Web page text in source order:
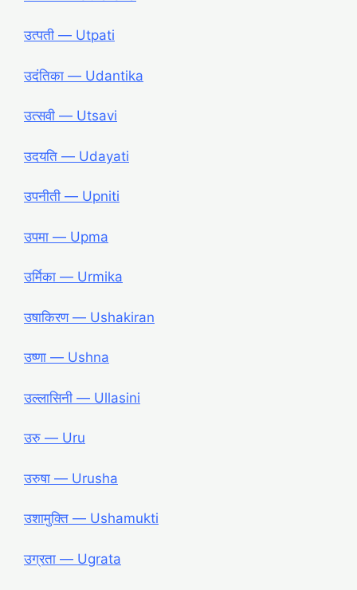
उत्पती ― Utpati
उदंतिका ― Udantika
उत्सवी ― Utsavi
उदयति ― Udayati
उपनीती ― Upniti
उपमा ― Upma
उर्मिका ― Urmika
उषाकिरण ― Ushakiran
उष्णा ― Ushna
उल्लासिनी ― Ullasini
उरु ― Uru
उरुषा ― Urusha
उशामुक्ति ― Ushamukti
उग्रता ― Ugrata